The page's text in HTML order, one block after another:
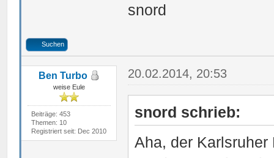
snord
Suchen
Ben Turbo
weise Eule
Beiträge: 453
Themen: 10
Registriert seit: Dec 2010
20.02.2014, 20:53
snord schrieb:
Aha, der